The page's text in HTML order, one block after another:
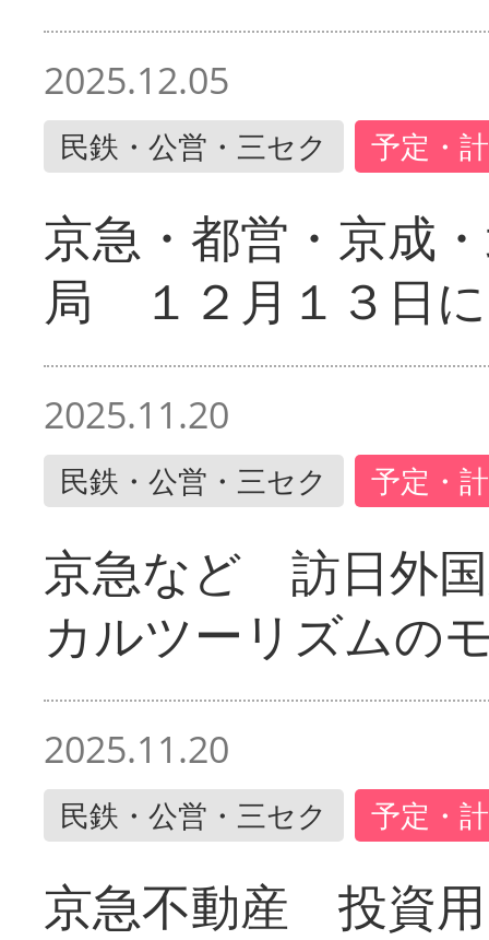
2025.12.05
民鉄・公営・三セク 予定・
京急・都営・京成
局 １２月１３日
2025.11.20
民鉄・公営・三セク 予定・
京急など 訪日外
カルツーリズムの
2025.11.20
民鉄・公営・三セク 予定・
京急不動産 投資